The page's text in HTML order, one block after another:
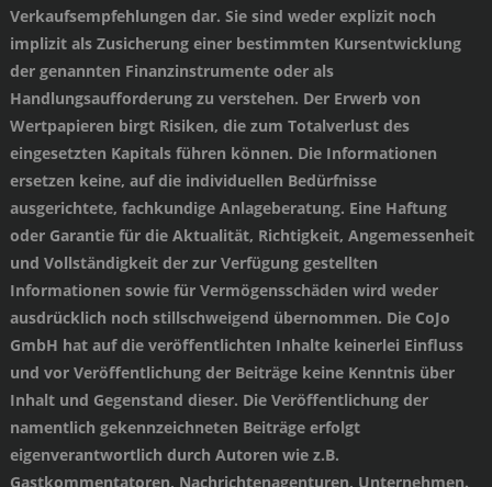
Verkaufsempfehlungen dar. Sie sind weder explizit noch
implizit als Zusicherung einer bestimmten Kursentwicklung
der genannten Finanzinstrumente oder als
Handlungsaufforderung zu verstehen. Der Erwerb von
Wertpapieren birgt Risiken, die zum Totalverlust des
eingesetzten Kapitals führen können. Die Informationen
ersetzen keine, auf die individuellen Bedürfnisse
ausgerichtete, fachkundige Anlageberatung. Eine Haftung
oder Garantie für die Aktualität, Richtigkeit, Angemessenheit
und Vollständigkeit der zur Verfügung gestellten
Informationen sowie für Vermögensschäden wird weder
ausdrücklich noch stillschweigend übernommen. Die CoJo
GmbH hat auf die veröffentlichten Inhalte keinerlei Einfluss
und vor Veröffentlichung der Beiträge keine Kenntnis über
Inhalt und Gegenstand dieser. Die Veröffentlichung der
namentlich gekennzeichneten Beiträge erfolgt
eigenverantwortlich durch Autoren wie z.B.
Gastkommentatoren, Nachrichtenagenturen, Unternehmen.